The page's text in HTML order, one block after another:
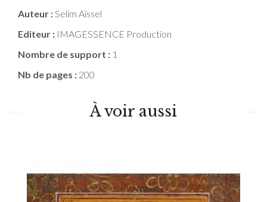
Auteur :Selim Aïssel
Editeur : IMAGESSENCE Production
Nombre de support : 1
Nb de pages : 200
À voir aussi